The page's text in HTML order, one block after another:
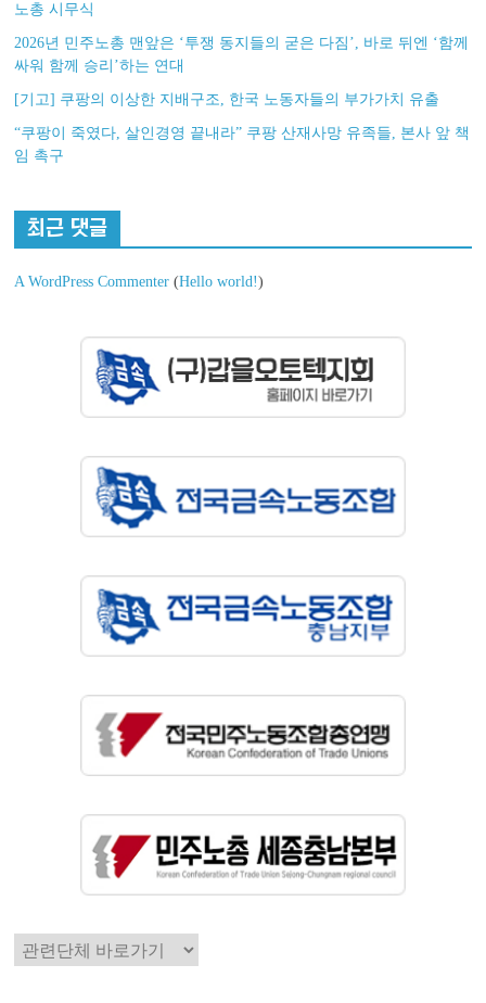
노총 시무식
2026년 민주노총 맨앞은 ‘투쟁 동지들의 굳은 다짐’, 바로 뒤엔 ‘함께
싸워 함께 승리’하는 연대
[기고] 쿠팡의 이상한 지배구조, 한국 노동자들의 부가가치 유출
“쿠팡이 죽였다, 살인경영 끝내라” 쿠팡 산재사망 유족들, 본사 앞 책
임 촉구
최근 댓글
A WordPress Commenter (Hello world!)